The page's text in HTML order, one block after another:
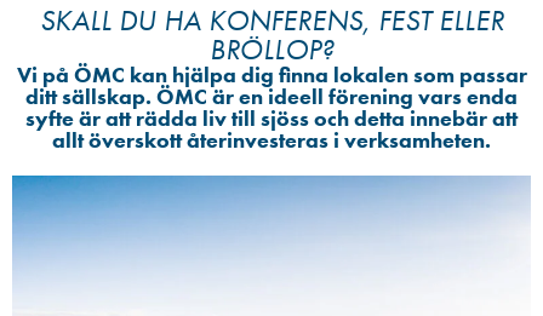
SKALL DU HA KONFERENS, FEST ELLER
BRÖLLOP?
Vi på ÖMC kan hjälpa dig finna lokalen som passar
ditt sällskap. ÖMC är en ideell förening vars enda
syfte är att rädda liv till sjöss och detta innebär att
allt överskott återinvesteras i verksamheten.